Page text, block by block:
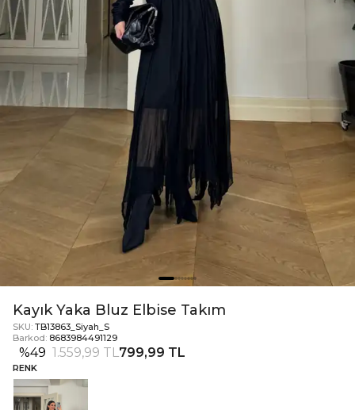
Kayık Yaka Bluz Elbise Takım
SKU: TB13863_Siyah_S
Barkod: 8683984491129
%49 1.559,99 TL799,99 TL
RENK